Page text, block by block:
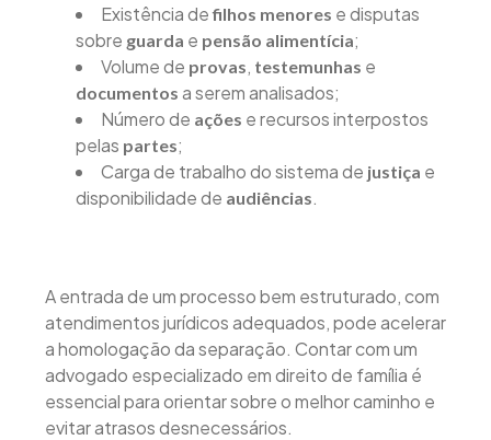
Existência defilhos menores e disputas
sobre guarda e pensão alimentícia;
Volume de provas, testemunhas e
documentos a serem analisados;
Número de ações e recursos interpostos
pelas partes;
Carga de trabalho do sistema de justiça e
disponibilidade de audiências.
A entrada de um processo bem estruturado, com
atendimentos jurídicos adequados, pode acelerar
a homologação da separação. Contar com um
advogado especializado em direito de família é
essencial para orientar sobre o melhor caminho e
evitar atrasos desnecessários.